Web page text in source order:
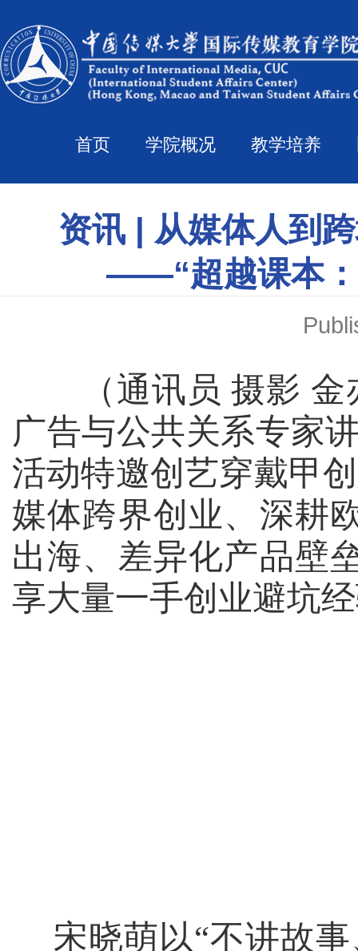
首页 学院概况 教学培养
资讯 | 从媒体人到
——“超越课本：
（通讯员 摄影 金
广告与公共关系专家
活动特邀创艺穿戴甲
媒体跨界创业、深耕
出海、差异化产品壁
享大量一手创业避坑
宋晓萌以“不讲故